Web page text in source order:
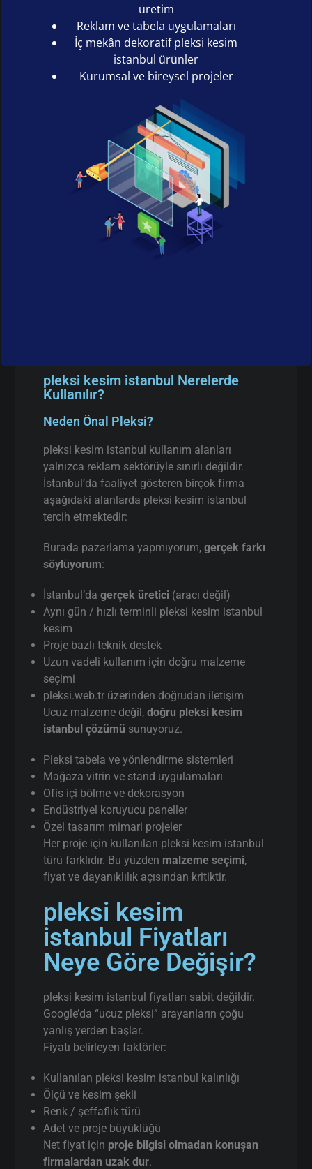
üretim
Reklam ve tabela uygulamaları
İç mekân dekoratif pleksi kesim
istanbul ürünler
Kurumsal ve bireysel projeler
pleksi kesim istanbul Nerelerde
Kullanılır?
Neden Önal Pleksi?
pleksi kesim istanbul kullanım alanları
yalnızca reklam sektörüyle sınırlı değildir.
İstanbul’da faaliyet gösteren birçok firma
aşağıdaki alanlarda pleksi kesim istanbul
tercih etmektedir:
Burada pazarlama yapmıyorum,gerçek farkı
söylüyorum:
İstanbul’dagerçek üretici (aracı değil)
Aynı gün / hızlı terminli pleksi kesim istanbul
kesim
Proje bazlı teknik destek
Uzun vadeli kullanım için doğru malzeme
seçimi
pleksi.web.tr üzerinden doğrudan iletişim
Ucuz malzeme değil,doğru pleksi kesim
istanbul çözümü sunuyoruz.
Pleksi tabela ve yönlendirme sistemleri
Mağaza vitrin ve stand uygulamaları
Ofis içi bölme ve dekorasyon
Endüstriyel koruyucu paneller
Özel tasarım mimari projeler
Her proje için kullanılan pleksi kesim istanbul
türü farklıdır. Bu yüzden malzeme seçimi,
fiyat ve dayanıklılık açısından kritiktir.
pleksi kesim
istanbul Fiyatları
Neye Göre Değişir?
pleksi kesim istanbul fiyatları sabit değildir.
Google’da “ucuz pleksi” arayanların çoğu
yanlış yerden başlar.
Fiyatı belirleyen faktörler:
Kullanılan pleksi kesim istanbul kalınlığı
Ölçü ve kesim şekli
Renk / şeffaflık türü
Adet ve proje büyüklüğü
Net fiyat için proje bilgisi olmadan konuşan
firmalardan uzak dur.